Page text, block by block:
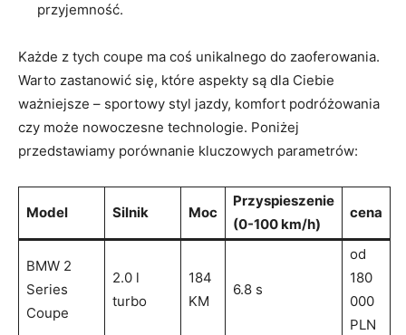
przyjemność.
Każde z tych coupe ma coś unikalnego do zaoferowania.
⁢Warto zastanowić się,‍ które aspekty są dla Ciebie
ważniejsze – sportowy styl jazdy, komfort podróżowania
czy może nowoczesne technologie. Poniżej
przedstawiamy porównanie kluczowych ⁣parametrów:
Model Silnik Moc
Przyspieszenie
(0-100 km/h)
cena
BMW 2
Series
Coupe
2.0 l
turbo
184
KM
6.8 s
od
180
000
⁢PLN